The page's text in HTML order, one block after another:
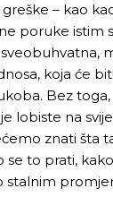
– kao
poruke istim
koja će
Bez
lobiste na
znati šta
se to prati,
stalnim